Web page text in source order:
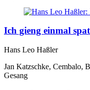
Ich gieng einmal
Hans Leo Haßler
Jan Katzschke, Cembalo,
Gesang